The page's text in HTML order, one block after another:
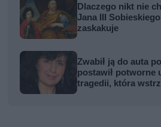
Dlaczego nikt nie
Jana III
zaskakuje
Zwabił ją do auta
postawił potworne
tragedii, która